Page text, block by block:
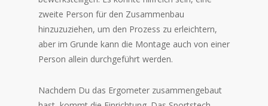
zweite Person für den Zusammenbau
hinzuzuziehen, um den Prozess zu erleichtern,
aber im Grunde kann die Montage auch von einer
Person allein durchgeführt werden.
Nachdem Du das Ergometer zusammengebaut